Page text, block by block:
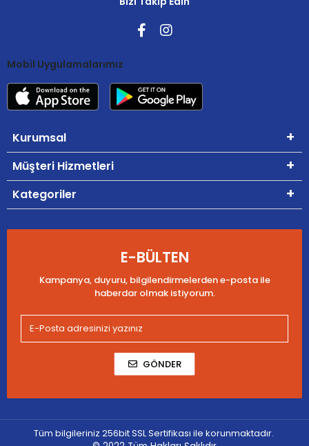
Mobil Uygulamalarımız
Kurumsal
Müşteri Hizmetleri
Kategoriler
E-BÜLTEN
Kampanya, duyuru, bilgilendirmelerden e-posta ile
haberdar olmak istiyorum.
GÖNDER
Tüm bilgileriniz 256bit SSL Sertifikası ile korunmaktadır.